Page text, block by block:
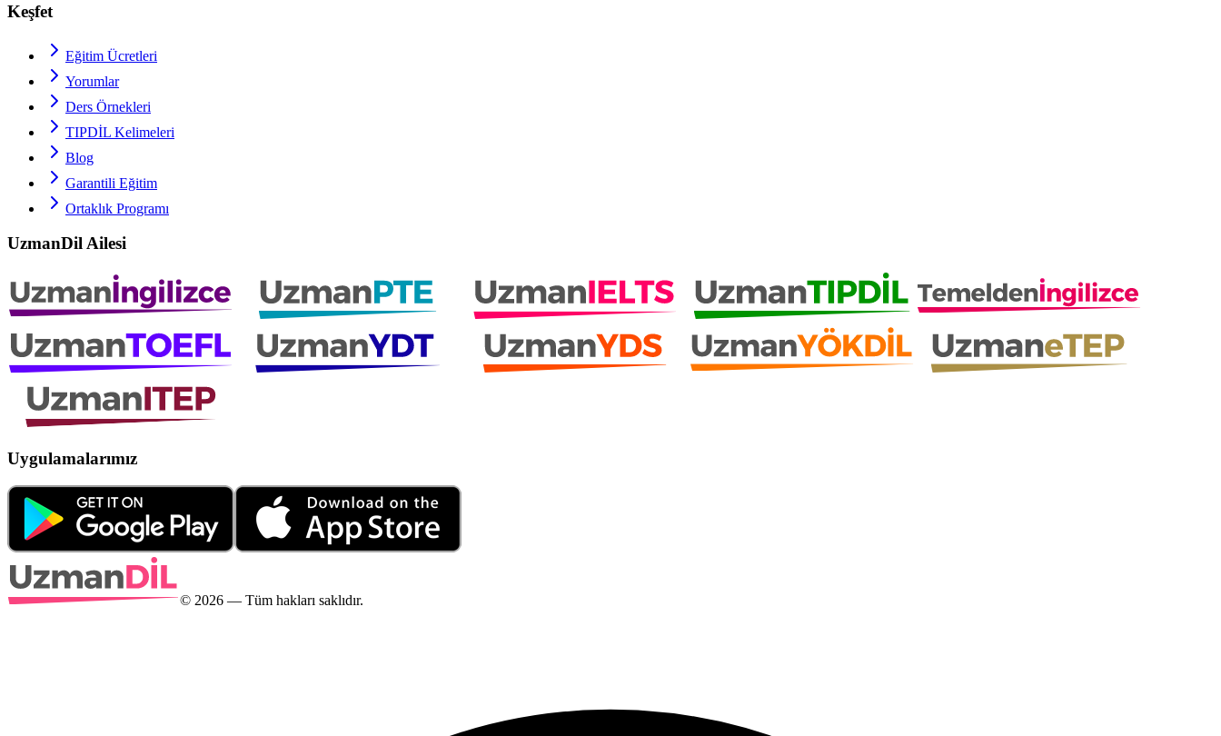
Keşfet
Eğitim Ücretleri
Yorumlar
Ders Örnekleri
TIPDİL Kelimeleri
Blog
Garantili Eğitim
Ortaklık Programı
UzmanDil Ailesi
Uygulamalarımız
© 2026 — Tüm hakları saklıdır.